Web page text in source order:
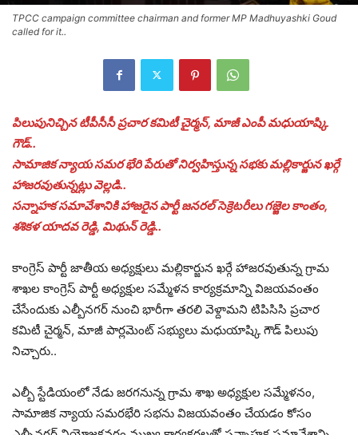
TPCC campaign committee chairman and former MP Madhuyashki Goud
called for it..
పిలుపునిచ్చిన టీపీసీసీ ప్రచార కమిటీ చైర్మన్, మాజీ ఎంపీ మధుయాష్కి
గౌడ్..
సామాజిక న్యాయ సమర భేరి పేరుతో నిర్వహిస్తున్న సభకు మల్లికార్జున ఖర్గే
హాజరవుతున్నట్లు వెల్లడి..
సన్నాహక సమావేశానికి హాజరైన పార్టీ జనరల్ సెక్రెటరీలు గజ్జెల కాంతం,
శశికళ యాదవ రెడ్డి, మిథున్ రెడ్డి..
కాంగ్రెస్ పార్టీ జాతీయ అధ్యక్షులు మల్లికార్జున ఖర్గే హాజరవుతున్న గ్రామ
శాఖల కాంగ్రెస్ పార్టీ అధ్యక్షుల సమ్మేళన కార్యక్రమాన్ని విజయవంతం
చేసేందుకు ఎల్బీనగర్ నుంచి భారీగా తరలి వెళ్దామని టిపిసిసి ప్రచార
కమిటీ చైర్మన్, మాజీ పార్లమెంట్ సభ్యులు మధుయాష్కి గౌడ్ పిలుపు
నిచ్చారు..
ఎల్బీ స్టేడియంలో నేడు జరగనున్న గ్రామ శాఖ అధ్యక్షుల సమ్మేళనం,
సామాజిక న్యాయ సమరభేరి సభను విజయవంతం చేయడం కోసం